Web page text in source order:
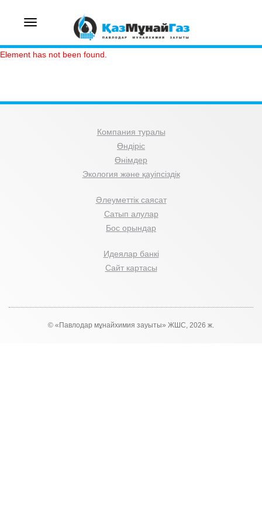
Toggle
Element has not been found.
Компания туралы
Өндіріс
Өнімдер
Экология және қауіпсіздік
Әлеуметтік саясат
Сатып алулар
Бос орындар
Идеялар банкі
Сайт картасы
© «Павлодар мұнайхимия зауыты» ЖШС, 2026 ж.